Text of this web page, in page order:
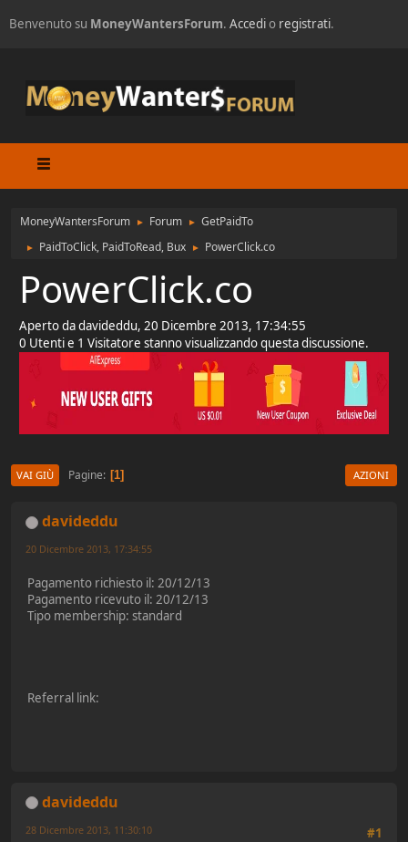
Benvenuto su MoneyWantersForum. Accedio registrati.
MoneyWantersForum ► Forum ► GetPaidTo
► PaidToClick, PaidToRead, Bux ► PowerClick.co
PowerClick.co
Aperto da davideddu, 20 Dicembre 2013, 17:34:55
0 Utenti e 1 Visitatore stanno visualizzando questa discussione.
VAI GIÙ Pagine 1 AZIONI
davideddu
20 Dicembre 2013, 17:34:55
Pagamento richiesto il: 20/12/13
Pagamento ricevuto il: 20/12/13
Tipo membership: standard
Referral link:
davideddu
#1
28 Dicembre 2013, 11:30:10